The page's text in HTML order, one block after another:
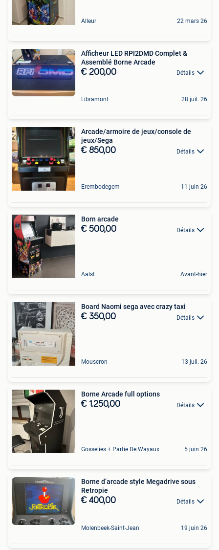
Alleur 22 mars 26
Afficheur LED RPI2DMD Complet &
Assemblé Borne Arcade
€ 200,00 Détails
Libramont 28 juil. 26
Arcade/armoire de jeux/console de
jeux/Sega
€ 850,00 Détails
Erembodegem 11 juin 26
Born arcade
€ 500,00 Détails
Aalst Avant-hier
Board Naomi sega avec crazy taxi
€ 350,00 Détails
Mouscron 13 juil. 26
Borne Arcade full options
€ 1.250,00 Détails
Gosselies + Partie De Wayaux 5 juin 26
Borne d’arcade style Megadrive sous
Retropie
€ 400,00 Détails
Molenbeek-Saint-Jean 19 juin 26